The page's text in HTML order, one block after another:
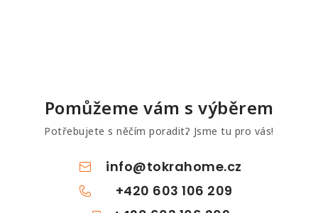
Pomůžeme vám s výběrem
Potřebujete s něčím poradit? Jsme tu pro vás!
info@tokrahome.cz
+420 603 106 209